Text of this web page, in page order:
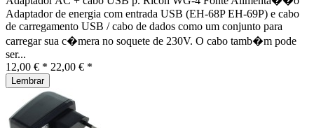
Adaptador de energia com entrada USB (EH-68P EH-69P) e cabo
de carregamento USB / cabo de dados como um conjunto para
carregar sua c�mera no soquete de 230V. O cabo tamb�m pode
ser...
12,00 € * 22,00 € *
Lembrar